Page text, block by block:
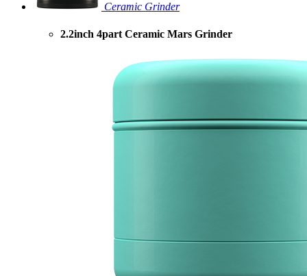
Ceramic Grinder
2.2inch 4part Ceramic Mars Grinder